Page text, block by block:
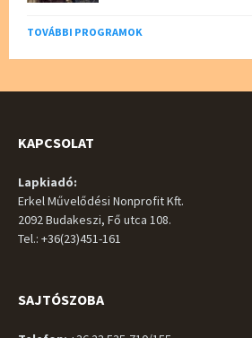
TOVÁBBI PROGRAMOK
KAPCSOLAT
Lapkiadó:
Erkel Művelődési Nonprofit Kft.
2092 Budakeszi, Fő utca 108.
Tel.: +36(23)451-161
SAJTÓSZOBA